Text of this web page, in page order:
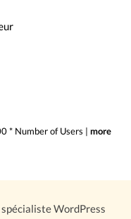
* Number of Users | more
spécialiste WordPress